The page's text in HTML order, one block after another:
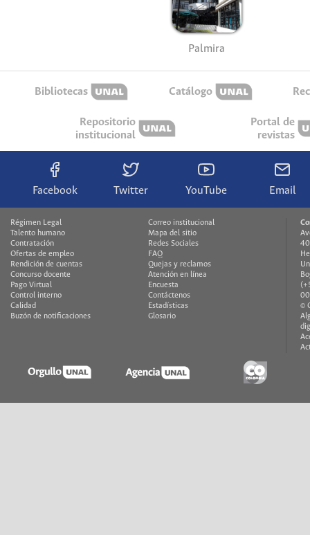
Palmira
Bibliotecas Catálogo
Repositorio
institucional
Portal de
revistas
Facebook Twitter YouTube Email
Régimen Legal
Talento humano
Contratación
Ofertas de empleo
Rendición de cuentas
Concurso docente
Pago Virtual
Control interno
Calidad
Buzón de notificaciones
Correo institucional
Mapa del sitio
Redes Sociales
FAQ
Quejas y reclamos
Atención en línea
Encuesta
Contáctenos
Estadísticas
Glosario
©